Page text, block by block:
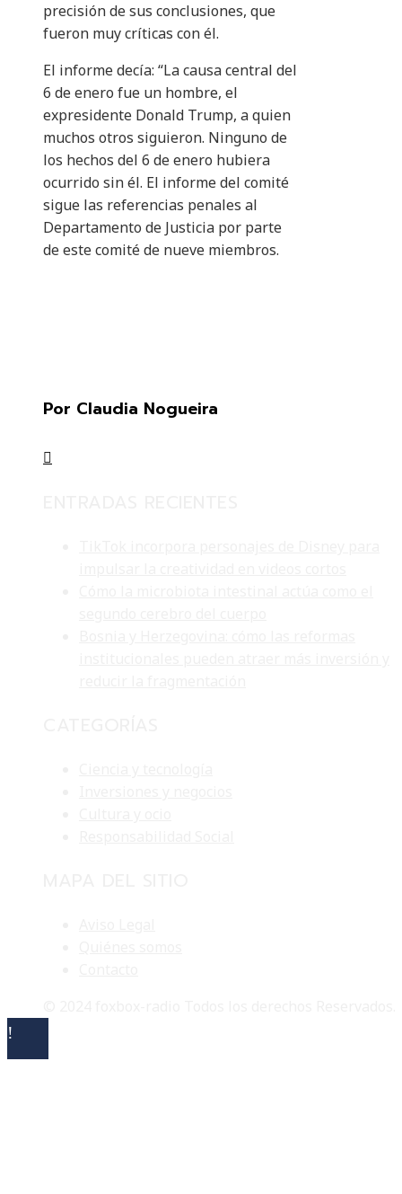
precisión de sus conclusiones, que
fueron muy críticas con él.
El informe decía: “La causa central del
6 de enero fue un hombre, el
expresidente Donald Trump, a quien
muchos otros siguieron. Ninguno de
los hechos del 6 de enero hubiera
ocurrido sin él. El informe del comité
sigue las referencias penales al
Departamento de Justicia por parte
de este comité de nueve miembros.
Por Claudia Nogueira